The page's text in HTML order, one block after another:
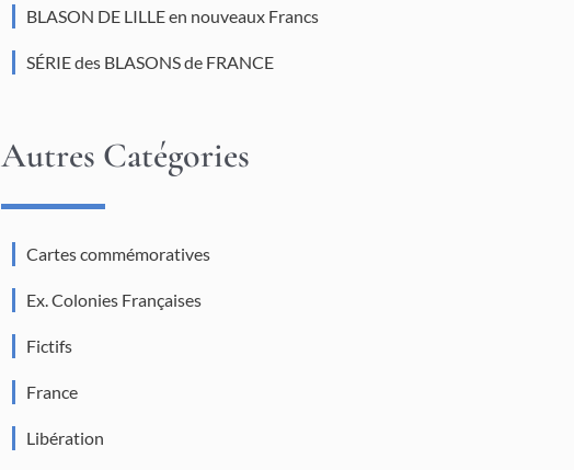
BLASON DE LILLE en nouveaux Francs
SÉRIE des BLASONS de FRANCE
Autres Catégories
Cartes commémoratives
Ex. Colonies Françaises
Fictifs
France
Libération